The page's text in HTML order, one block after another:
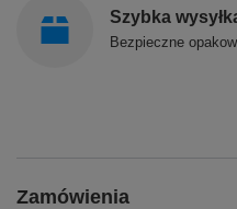
Szybka
Bezpieczne
Zamówienia